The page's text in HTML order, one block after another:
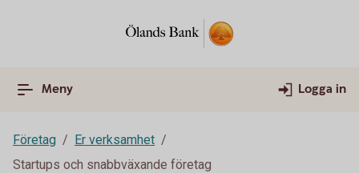
Meny Logga in
Företag
Er verksamhet
Startups och snabbväxande företag